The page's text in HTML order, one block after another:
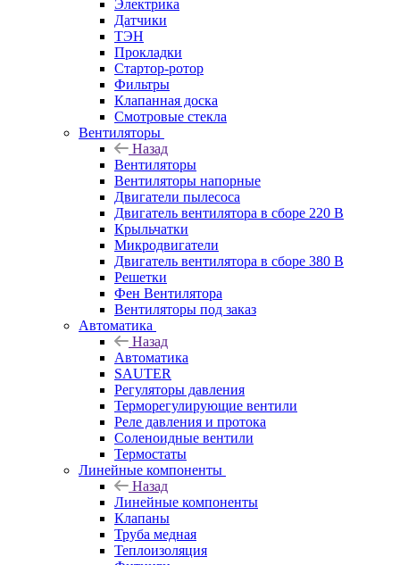
Электрика
Датчики
ТЭН
Прокладки
Стартор-ротор
Фильтры
Клапанная доска
Смотровые стекла
Вентиляторы
Назад
Вентиляторы
Вентиляторы напорные
Двигатели пылесоса
Двигатель вентилятора в сборе 220 В
Крыльчатки
Микродвигатели
Двигатель вентилятора в сборе 380 В
Решетки
Фен Вентилятора
Вентиляторы под заказ
Автоматика
Назад
Автоматика
SAUTER
Регуляторы давления
Терморегулирующие вентили
Реле давления и протока
Соленоидные вентили
Термостаты
Линейные компоненты
Назад
Линейные компоненты
Клапаны
Труба медная
Теплоизоляция